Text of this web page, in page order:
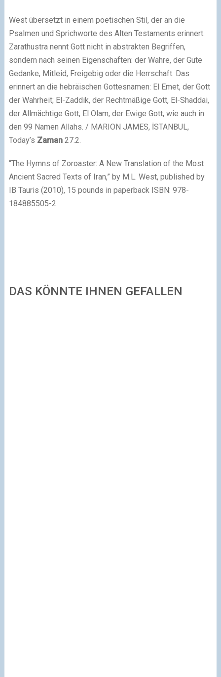
West übersetzt in einem poetischen Stil, der an die
Psalmen und Sprichworte des Alten Testaments erinnert.
Zarathustra nennt Gott nicht in abstrakten Begriffen,
sondern nach seinen Eigenschaften: der Wahre, der Gute
Gedanke, Mitleid, Freigebig oder die Herrschaft. Das
erinnert an die hebräischen Gottesnamen: El Emet, der Gott
der Wahrheit; El-Zaddik, der Rechtmäßige Gott, El-Shaddai,
der Allmächtige Gott, El Olam, der Ewige Gott, wie auch in
den 99 Namen Allahs. / MARION JAMES, İSTANBUL,
Today’s Zaman27.2.
“The Hymns of Zoroaster: A New Translation of the Most
Ancient Sacred Texts of Iran,” by M.L. West, published by
IB Tauris (2010), 15 pounds in paperback ISBN: 978-
184885505-2
DAS KÖNNTE IHNEN GEFALLEN